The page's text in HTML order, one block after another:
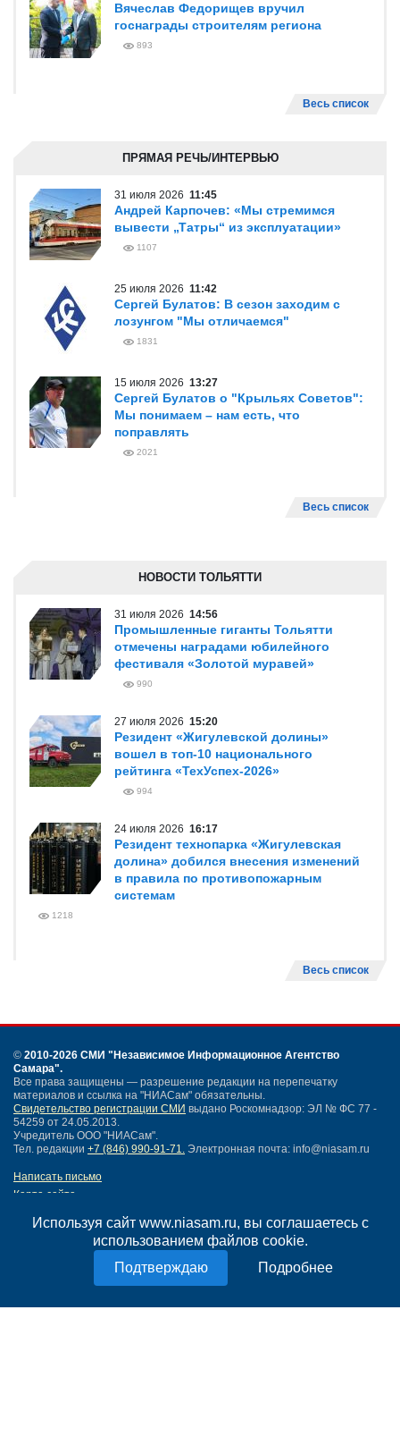
Используя сайт www.niasam.ru, вы соглашаетесь с
использованием файлов cookie.
Подробнее
Вячеслав Федорищев вручил
госнаграды строителям региона
893
Весь список
ПРЯМАЯ РЕЧЬ/ИНТЕРВЬЮ
31 июля 2026 11:45
Андрей Карпочев: «Мы стремимся
вывести „Татры“ из эксплуатации»
1107
25 июля 2026 11:42
Сергей Булатов: В сезон заходим с
лозунгом "Мы отличаемся"
1831
15 июля 2026 13:27
Сергей Булатов о "Крыльях Советов":
Мы понимаем – нам есть, что
поправлять
2021
Весь список
НОВОСТИ ТОЛЬЯТТИ
31 июля 2026 14:56
Промышленные гиганты Тольятти
отмечены наградами юбилейного
фестиваля «Золотой муравей»
990
27 июля 2026 15:20
Резидент «Жигулевской долины»
вошел в топ-10 национального
рейтинга «ТехУспех-2026»
994
24 июля 2026 16:17
Резидент технопарка «Жигулевская
долина» добился внесения изменений
в правила по противопожарным
системам
1218
Весь список
© 2010-2026 СМИ "Независимое Информационное Агентство
Самара".
Все права защищены — разрешение редакции на перепечатку
материалов и ссылка на "НИАСам" обязательны.
Свидетельство регистрации СМИ выдано Роскомнадзор: ЭЛ № ФС 77 -
54259 от 24.05.2013.
Учредитель ООО "НИАСам".
Тел. редакции +7 (846) 990-91-71. Электронная почта: info@niasam.ru
Написать письмо
Карта сайта
Политика конфиденциальности
Согласие на обработку персональных данных